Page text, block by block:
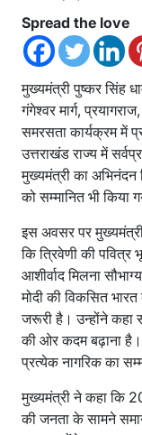
Spread the love
मुख्यमंत्री पुष्कर सिंह
गंगेश्वर मार्ग,
समरसता कार्यक्रम में
उत्तराखंड राज्य में
मुख्यमंत्री का अभिनंदन
को सम्मानित भी किया
इस अवसर पर
कि त्रिवेणी की
आशीर्वाद मिलना
मोदी की विकसित
जरूरी है। उन्होंने कहा
की ओर कदम बढ़ाना है।
प्रत्येक नागरिक का
मुख्यमंत्री ने कहा कि
की जनता के सामने